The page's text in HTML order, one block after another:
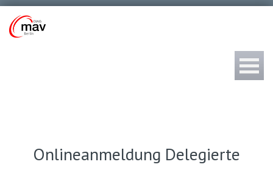
Onlineanmeldung Delegierte